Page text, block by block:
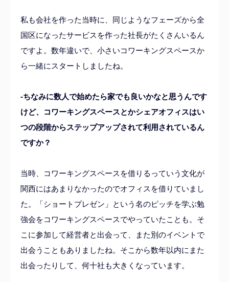
私も会社を作った当時に、同じようなフェーズから全
国区になったサービスを作った社長がたくさんいるん
ですよ。数年違いで、小さいコワーキングスペースか
ら一緒にスタートしましたね。
-ちなみに数人で始めたら家でも良いかなと思うんです
けど、コワーキングスペースとかシェアオフィスはい
つの段階からステップアップされて利用されているん
ですか？
当時、コワーキングスペースを借りるっていう文化が
関西にはあまりなかったのでオフィスを借りていまし
た。「ショートプレゼン」という名のピッチを学ぶ勉
強会をコワーキングスペースでやっていたことも。そ
こに参加して経営者と出会って、また別のイベントで
出会うこともありましたね。そこから数年以内にまた
出会ったりして、何十社も大きくなっています。